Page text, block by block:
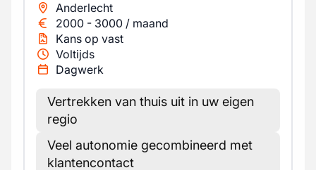
Anderlecht
2000 - 3000 / maand
Kans op vast
Voltijds
Dagwerk
Vertrekken van thuis uit in uw eigen
regio
Veel autonomie gecombineerd met
klantencontact